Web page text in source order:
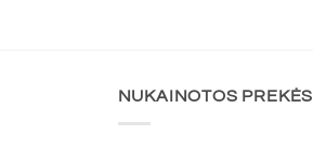
NUKAINOTOS PREKĖS